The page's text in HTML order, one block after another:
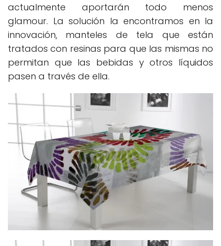
actualmente aportarán todo menos
glamour. La solución la encontramos en la
innovación, manteles de tela que están
tratados con resinas para que las mismas no
permitan que las bebidas y otros líquidos
pasen a través de ella.